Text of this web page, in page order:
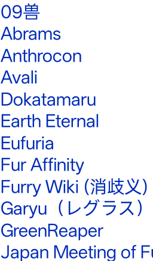
09兽
Abrams
Anthrocon
Avali
Dokatamaru
Earth Eternal
Eufuria
Fur Affinity
Furry Wiki (消歧义)
Garyu（レグラス）
GreenReaper
Japan Meeting of